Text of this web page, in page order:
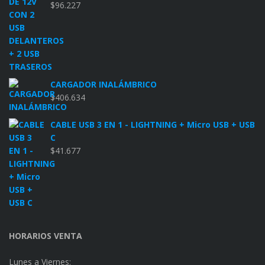
$96.227
CARGADOR INALÁMBRICO
$406.634
CABLE USB 3 EN 1 - LIGHTNING + Micro USB + USB
C
$41.677
HORARIOS VENTA
Lunes a Viernes: